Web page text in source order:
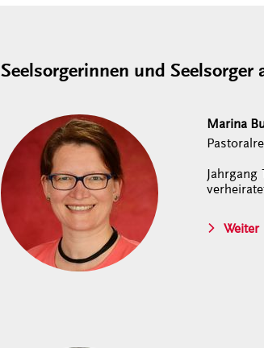
Seelsorgerinnen und
Marina
Jahrgang
Weiter